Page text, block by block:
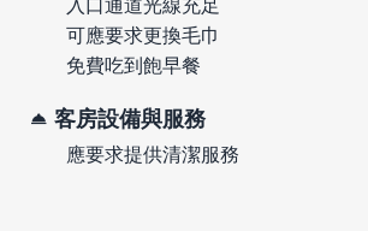
可應要求更換毛巾
免費吃到飽早餐
客房設備與服務
應要求提供清潔服務